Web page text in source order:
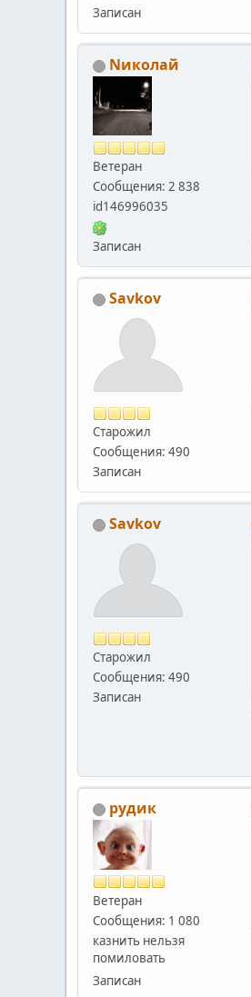
Записан
Nиколай
Ветеран
Сообщения: 2 838
id146996035
Записан
Savkov
Старожил
Сообщения: 490
Записан
Savkov
Старожил
Сообщения: 490
Записан
рудик
Ветеран
Сообщения: 1 080
казнить нельзя
помиловать
Записан